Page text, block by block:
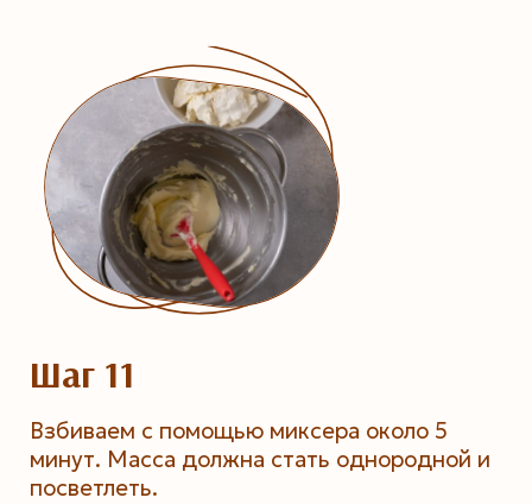
Шаг 11
Взбиваем с помощью миксера около 5
минут. Масса должна стать однородной и
посветлеть.